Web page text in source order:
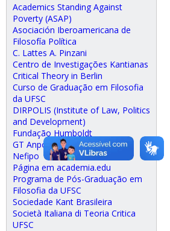
Academics Standing Against
Poverty (ASAP)
Asociación Iberoamericana de
Filosofía Política
C. Lattes A. Pinzani
Centro de Investigações Kantianas
Critical Theory in Berlin
Curso de Graduação em Filosofia
da UFSC
DIRPOLIS (Institute of Law, Politics
and Development)
Fundação Humboldt
GT Anpof "Teorias da Justiça"
Nefipo
Página em academia.edu
Programa de Pós-Graduação em
Filosofia da UFSC
Sociedade Kant Brasileira
Società Italiana di Teoria Critica
UFSC